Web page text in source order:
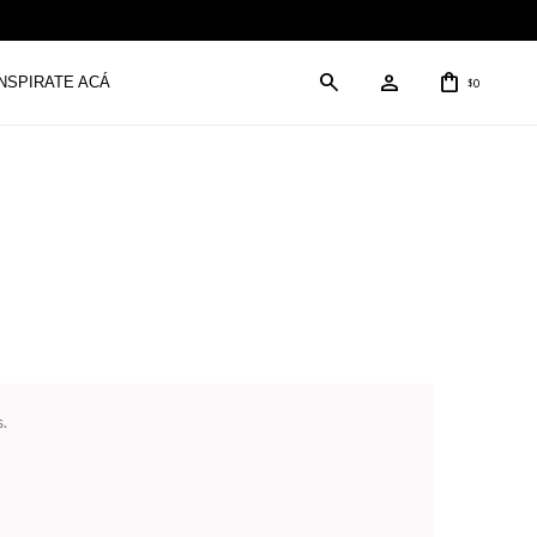
ACÁ $0